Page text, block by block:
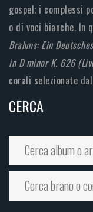
gospel; i complessi
o di voci bianche. In
Brahms: Ein
in D minor K. 626
corali selezionate
CERCA